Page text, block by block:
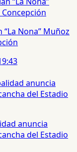
Nona” Muñoz
anuncia
del Estadio